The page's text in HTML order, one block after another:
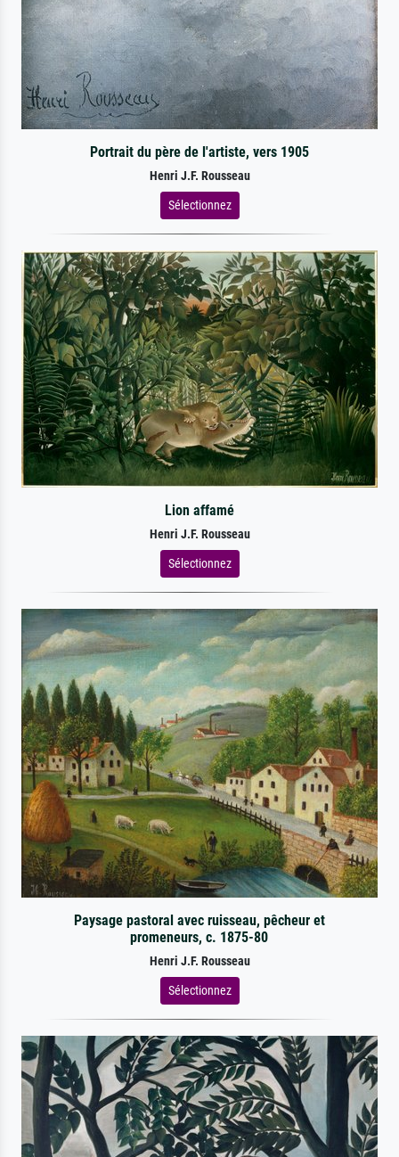
Portrait du père de l'artiste, vers 1905
Henri J.F. Rousseau
Sélectionnez
Lion affamé
Henri J.F. Rousseau
Sélectionnez
Paysage pastoral avec ruisseau, pêcheur et
promeneurs, c. 1875-80
Henri J.F. Rousseau
Sélectionnez